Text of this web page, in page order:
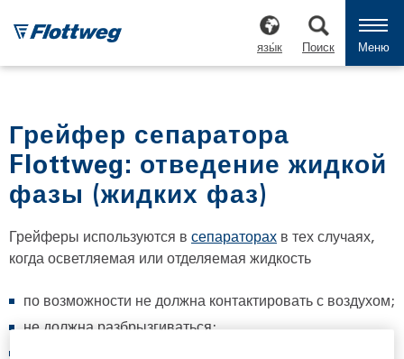
язы́к Поиск Меню
Грейфер сепаратора
Flottweg: отведение жидкой
фазы (жидких фаз)
Грейферы используются в сепараторах в тех случаях,
когда осветляемая или отделяемая жидкость
по возможности не должна контактировать с воздухом;
не должна разбрызгиваться;